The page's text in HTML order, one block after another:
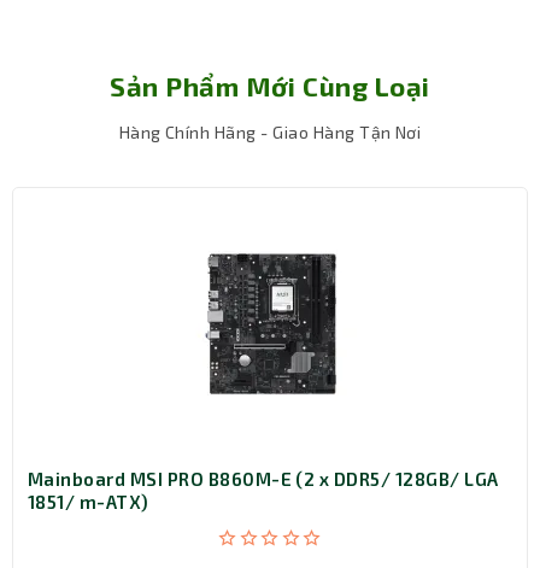
Sản Phẩm Mới Cùng Loại
Hàng Chính Hãng - Giao Hàng Tận Nơi
Mainboard MSI PRO B860M-E (2 x DDR5/ 128GB/ LGA
1851/ m-ATX)